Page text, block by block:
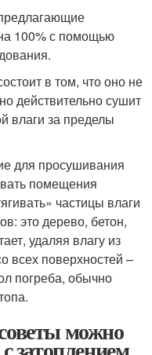
100% с помощью
в том, что оно не
действительно сушит
влаги за пределы
для просушивания
помещения
частицы влаги
это дерево, бетон,
удаляя влагу из
всех поверхностей –
погреба, обычно
можно